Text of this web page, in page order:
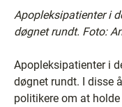
Apopleksipatienter i
døgnet rundt. Foto:
Apopleksipatienter i
døgnet rundt. I disse
politikere om at